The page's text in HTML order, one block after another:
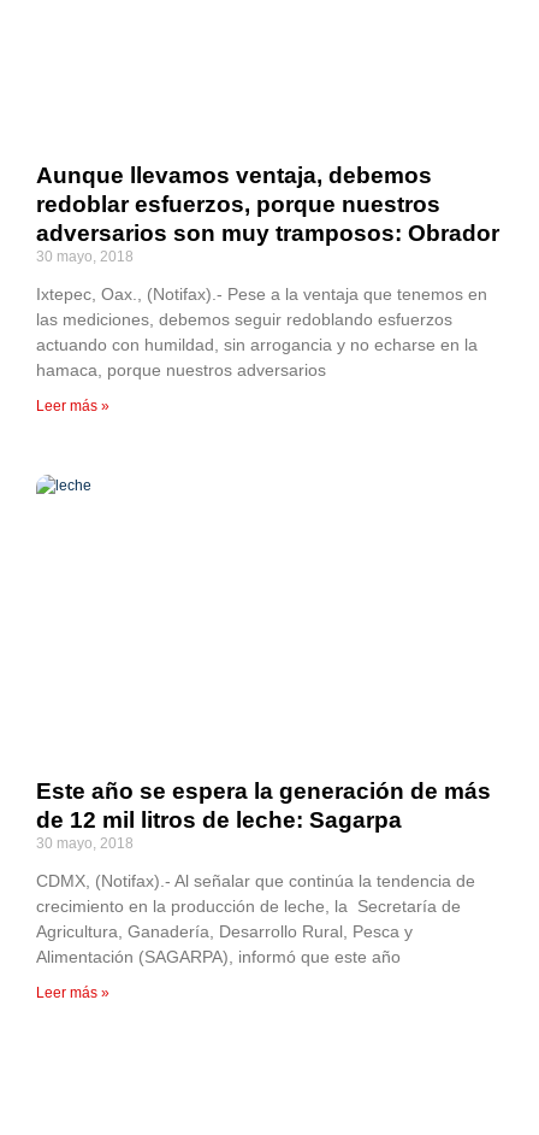
Aunque llevamos ventaja, debemos
redoblar esfuerzos, porque nuestros
adversarios son muy tramposos: Obrador
30 mayo, 2018
Ixtepec, Oax., (Notifax).- Pese a la ventaja que tenemos en
las mediciones, debemos seguir redoblando esfuerzos
actuando con humildad, sin arrogancia y no echarse en la
hamaca, porque nuestros adversarios
Leer más »
Este año se espera la generación de más
de 12 mil litros de leche: Sagarpa
30 mayo, 2018
CDMX, (Notifax).- Al señalar que continúa la tendencia de
crecimiento en la producción de leche, la Secretaría de
Agricultura, Ganadería, Desarrollo Rural, Pesca y
Alimentación (SAGARPA), informó que este año
Leer más »